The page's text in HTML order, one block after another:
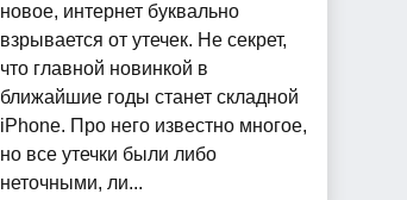
новое, интернет буквально
взрывается от утечек. Не секрет,
что главной новинкой в
ближайшие годы станет складной
iPhone. Про него известно многое,
но все утечки были либо
неточными, ли...